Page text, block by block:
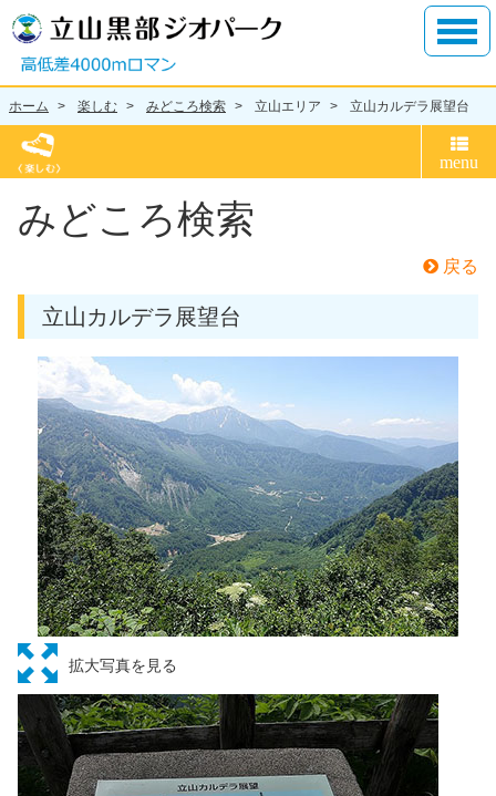
ホーム 楽しむ みどころ検索 立山エリア 立山カルデラ展望台
みどころ検索
戻る
立山カルデラ展望台
拡大写真を見る